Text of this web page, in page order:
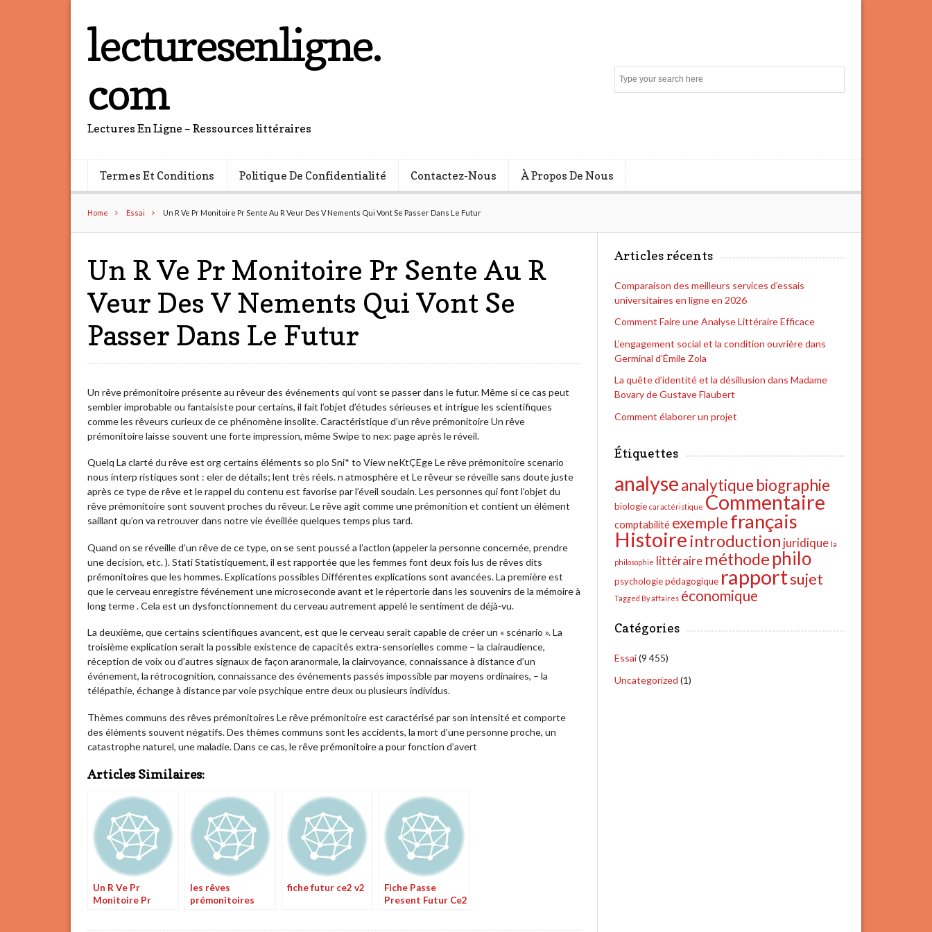
lecturesenligne.
com
Lectures En Ligne – Ressources littéraires
e
Termes Et Conditions Politique De Confidentialité Contactez-Nous À Propos De Nous
Home Essai Un R Ve Pr Monitoire Pr Sente Au R Veur Des V Nements Qui Vont Se Passer Dans Le Futur
Un R Ve Pr Monitoire Pr Sente Au R
Veur Des V Nements Qui Vont Se
Passer Dans Le Futur
Un rêve prémonitoire présente au rêveur des événements qui vont se passer dans le futur. Même si ce cas peut
sembler improbable ou fantaisiste pour certains, il fait l’objet d’études sérieuses et intrigue les scientifiques
comme les rêveurs curieux de ce phénomène insolite. Caractéristique d’un rêve prémonitoire Un rêve
prémonitoire laisse souvent une forte impression, même Swipe to nex: page après le réveil.
Quelq La clarté du rêve est org certains éléments so plo Sni* to View neKtÇEge Le rêve prémonitoire scenario
nous interp ristiques sont : eler de détails; lent très réels. n atmosphère et Le rêveur se réveille sans doute juste
après ce type de rêve et le rappel du contenu est favorise par l’éveil soudain. Les personnes qui font l’objet du
rêve prémonitoire sont souvent proches du rêveur. Le rêve agit comme une prémonition et contient un élément
saillant qu’on va retrouver dans notre vie éveillée quelques temps plus tard.
Quand on se réveille d’un rêve de ce type, on se sent poussé a l’actlon (appeler la personne concernée, prendre
une decision, etc. ). Stati Statistiquement, il est rapportée que les femmes font deux fois lus de rêves dits
prémonitoires que les hommes. Explications possibles Différentes explications sont avancées. La première est
que le cerveau enregistre févénement une microseconde avant et le répertorie dans les souvenirs de la mémoire à
long terme . Cela est un dysfonctionnement du cerveau autrement appelé le sentiment de déjà-vu.
La deuxième, que certains scientifiques avancent, est que le cerveau serait capable de créer un « scénario ». La
troisième explication serait la possible existence de capacités extra-sensorielles comme – la clairaudience,
réception de voix ou d’autres signaux de façon aranormale, la clairvoyance, connaissance à distance d’un
événement, la rétrocognition, connaissance des événements passés impossible par moyens ordinaires, – la
télépathie, échange à distance par voie psychique entre deux ou plusieurs individus.
Thèmes communs des rêves prémonitoires Le rêve prémonitoire est caractérisé par son intensité et comporte
des éléments souvent négatifs. Des thèmes communs sont les accidents, la mort d’une personne proche, un
catastrophe naturel, une maladie. Dans ce cas, le rêve prémonitoire a pour fonction d’avert
Articles Similaires:
Un R Ve Pr
Monitoire Pr
les rêves
prémonitoires
fiche futur ce2 v2
Fiche Passe
Present Futur Ce2
Articles récents
Comparaison des meilleurs services d’essais
universitaires en ligne en 2026
Comment Faire une Analyse Littéraire Efficace
L’engagement social et la condition ouvrière dans
Germinal d’Émile Zola
La quête d’identité et la désillusion dans Madame
Bovary de Gustave Flaubert
Comment élaborer un projet
Étiquettes
analyseanalytique biographie
biologie caractéristique Commentaire
comptabilité exemplefrançais
Histoire introduction juridique la
philosophie littéraire méthode philo
psychologie pédagogique rapportsujet
Tagged By affaires économique
Catégories
Essai(9 455)
Uncategorized (1)